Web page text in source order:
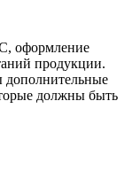
оформление
продукции.
дополнительные
должны быть